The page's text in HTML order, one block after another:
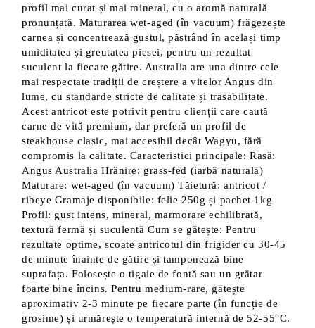
profil mai curat și mai mineral, cu o aromă naturală
pronunțată. Maturarea wet-aged (în vacuum) frăgezește
carnea și concentrează gustul, păstrând în același timp
umiditatea și greutatea piesei, pentru un rezultat
suculent la fiecare gătire. Australia are una dintre cele
mai respectate tradiții de creștere a vitelor Angus din
lume, cu standarde stricte de calitate și trasabilitate.
Acest antricot este potrivit pentru clienții care caută
carne de vită premium, dar preferă un profil de
steakhouse clasic, mai accesibil decât Wagyu, fără
compromis la calitate. Caracteristici principale: Rasă:
Angus Australia Hrănire: grass-fed (iarbă naturală)
Maturare: wet-aged (în vacuum) Tăietură: antricot /
ribeye Gramaje disponibile: felie 250g și pachet 1kg
Profil: gust intens, mineral, marmorare echilibrată,
textură fermă și suculentă Cum se gătește: Pentru
rezultate optime, scoate antricotul din frigider cu 30-45
de minute înainte de gătire și tamponează bine
suprafața. Folosește o tigaie de fontă sau un grătar
foarte bine încins. Pentru medium-rare, gătește
aproximativ 2-3 minute pe fiecare parte (în funcție de
grosime) și urmărește o temperatură internă de 52-55°C.